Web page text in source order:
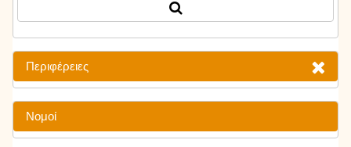
Περιφέρειες
Νομοί